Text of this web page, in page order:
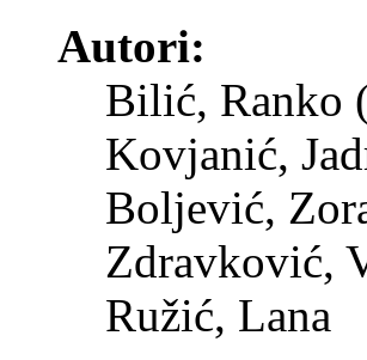
Autori:
Bilić, Ranko
Kovjanić,
Boljević,
Zdravković,
Ružić, Lana